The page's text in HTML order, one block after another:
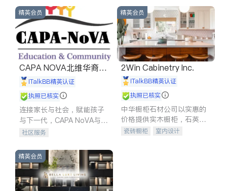
建筑合同、刑事案件全包办
信托/遗嘱
商业
索赔
律师-其它 保释
精英会员
CAPA NOVA北维华裔家
长会iTalkBB精英认证
执照已核实
连接家长与社会，赋能孩子
与下一代，CAPA NoVA与您
携手建设包容、公平、充满
社区服务
精英会员
2Win Cabinetry Inc.
iTalkBB精英认证
执照已核实
中华橱柜石材公司以实惠的
价格提供实木橱柜，石英石
台面，多种优质不锈钢水
瓷砖橱柜
室内设计
精英会员